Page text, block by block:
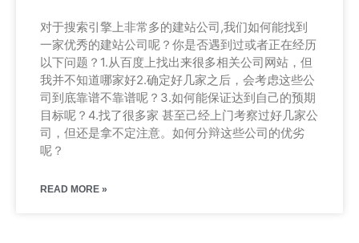
对于搜索引擎上非常多的建站公司,我们如何能找到
一家优秀的建站公司呢？你是否遇到过或者正在经历
以下问题？1.从百度上找出来很多相关公司网站，但
我并不知道哪家好2.确定好几家之后，会考虑这些公
司到底靠谱不靠谱呢？3.如何能保证达到自己的预期
目标呢？4.找了很多家 甚至己经上门考察过好几家公
司，但还是拿不定注意。如何分辩这些公司的优劣
呢？
READ MORE »